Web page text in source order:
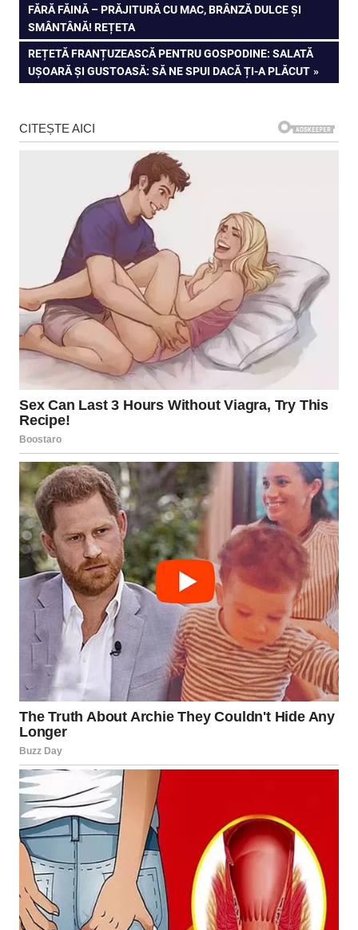
în
articole
POST:
FĂRĂ FĂINĂ – PRĂJITURĂ CU MAC, BRÂNZĂ DULCE ȘI
SMÂNTÂNĂ! REȚETA
NEXT
POST:
REȚETĂ FRANȚUZEASCĂ PENTRU GOSPODINE: SALATĂ
UȘOARĂ ȘI GUSTOASĂ: SĂ NE SPUI DACĂ ȚI-A PLĂCUT